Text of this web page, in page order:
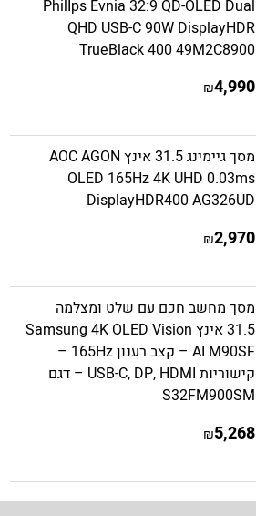
PhilIps Evnia 32:9 QD-OLED Dual
QHD USB-C 90W DisplayHDR
TrueBlack 400 49M2C8900
4,990
₪
מסך גיימינג 31.5 אינץ AOC AGON
OLED 165Hz 4K UHD 0.03ms
DisplayHDR400 AG326UD
2,970
₪
מסך מחשב חכם עם שלט ומצלמה
31.5 אינץ Samsung 4K OLED Vision
AI M90SF – קצב רענון 165Hz –
קישוריות USB-C, DP, HDMI – דגם
S32FM900SM
5,268
₪